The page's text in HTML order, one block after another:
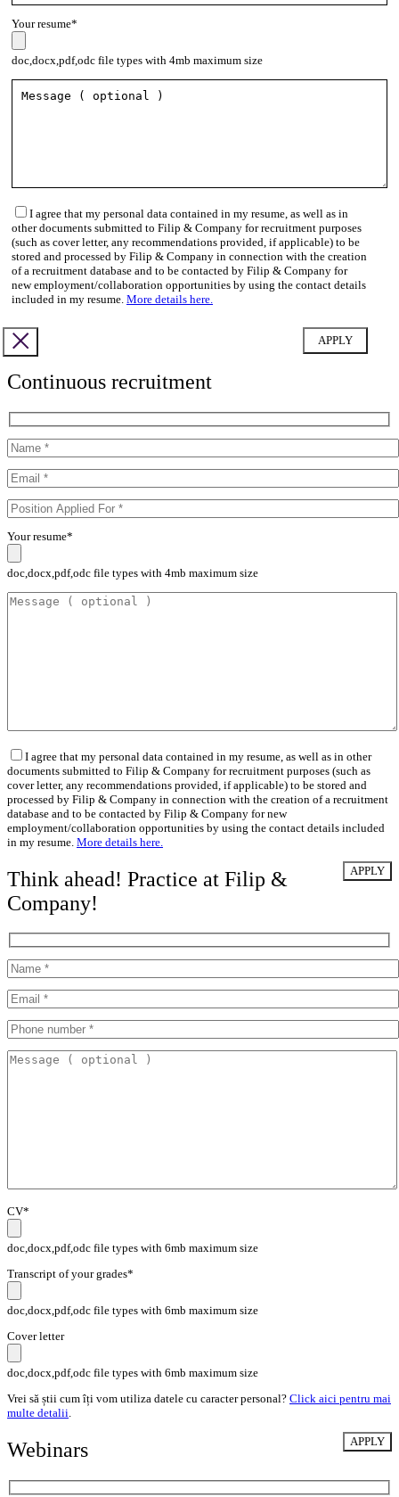
Your resume*
doc,docx,pdf,odc file types with 4mb maximum size
I agree that my personal data contained in my resume, as well as in
other documents submitted to Filip & Company for recruitment purposes
(such as cover letter, any recommendations provided, if applicable) to be
stored and processed by Filip & Company in connection with the creation
of a recruitment database and to be contacted by Filip & Company for
new employment/collaboration opportunities by using the contact details
included in my resume. More details here.
Continuous recruitment
Your resume*
doc,docx,pdf,odc file types with 4mb maximum size
I agree that my personal data contained in my resume, as well as in other
documents submitted to Filip & Company for recruitment purposes (such as
cover letter, any recommendations provided, if applicable) to be stored and
processed by Filip & Company in connection with the creation of a recruitment
database and to be contacted by Filip & Company for new
employment/collaboration opportunities by using the contact details included
in my resume. More details here.
Think ahead! Practice at Filip &
Company!
CV*
doc,docx,pdf,odc file types with 6mb maximum size
Transcript of your grades*
doc,docx,pdf,odc file types with 6mb maximum size
Cover letter
doc,docx,pdf,odc file types with 6mb maximum size
Vrei să știi cum îți vom utiliza datele cu caracter personal? Click aici pentru mai
multe detalii.
Webinars